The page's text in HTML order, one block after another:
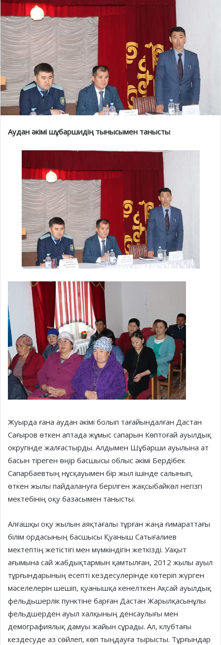
Аудан әкімі шұбаршидің тынысымен танысты
Жуырда ғана аудан әкімі болып тағайындалған Дастан
Сағыров өткен аптада жұмыс сапарын Көптоғай ауылдық
округінде жалғастырды. Алдымен Шұбарши ауылына ат
басын тіреген өңір басшысы облыс әкімі Бердібек
Сапарбаевтың нұсқауымен бір жыл ішінде салынып,
өткен жылы пайдалануға берілген жақсыбайкөл негізгі
мектебінің оқу базасымен танысты.
Алғашқы оқу жылын аяқтағалы тұрған жаңа ғимараттағы
білім ордасының басшысы Қуаныш Сатығалиев
мектептің жетістігі мен мүмкіндігін жеткізді. Уақыт
ағымына сай жабдықтармын қамтылған, 2012 жылы ауыл
тұрғындарының есепті кездесулерінде көтеріп жүрген
мәселелерін шешіп, қуанышқа кенелткен Ақсай ауылдық
фельдьшерлік пунктіне барған Дастан Жарылқасынұлы
фельдшерден ауыл халқының денсаулығы мен
демографиялық дамуы жайын сұрады. Ал, клубтағы
кездесуде аз сөйлеп, көп тыңдауға тырысты. Тұрғындар